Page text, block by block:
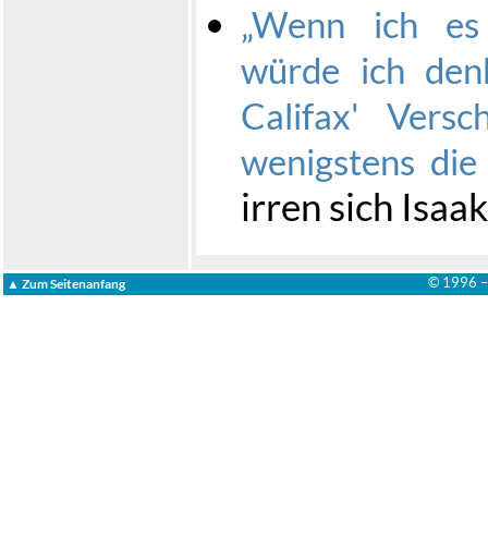
Wenn ich
würde ich
Califax'
wenigstens
irren sich
▲ Zum Seitenanfang © 1996